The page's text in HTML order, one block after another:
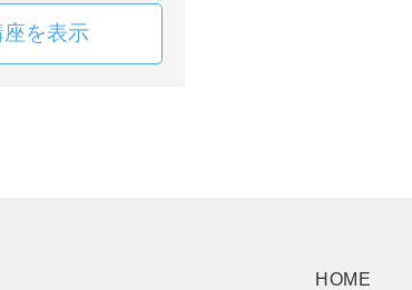
を表示
HOME